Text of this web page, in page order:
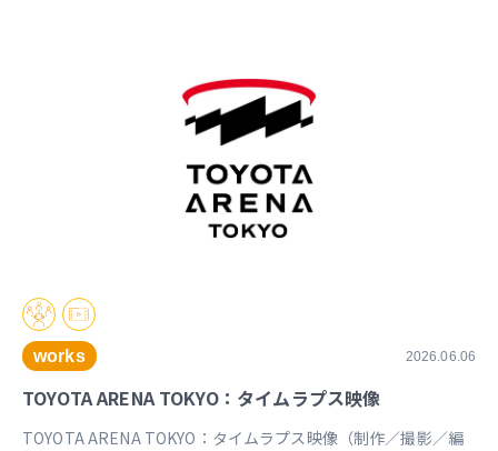
works 2026.06.06
TOYOTA ARENA TOKYO：タイムラプス映像
TOYOTA ARENA TOKYO：タイムラプス映像（制作／撮影／編